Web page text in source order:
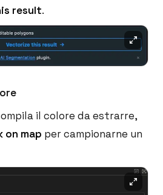
result.
il colore da estrarre,
on map per campionarne un